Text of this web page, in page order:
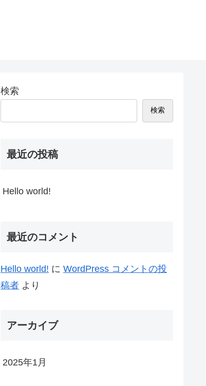
検索
検索
最近の投稿
Hello world!
最近のコメント
Hello world! に WordPress コメントの投
稿者 より
アーカイブ
2025年1月